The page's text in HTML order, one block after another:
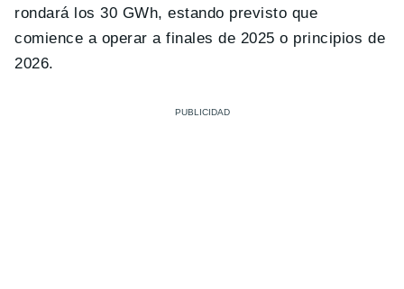
rondará los 30 GWh, estando previsto que
comience a operar a finales de 2025 o principios de
2026.